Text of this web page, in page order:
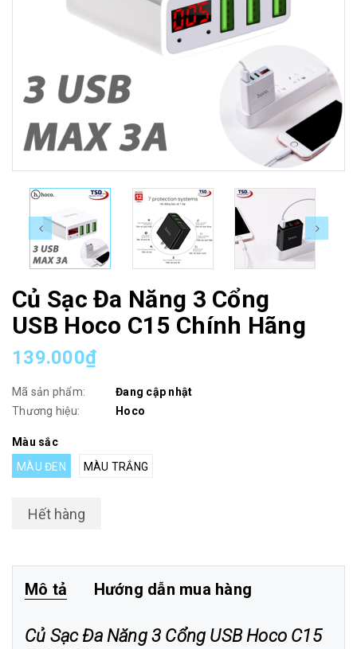
Củ Sạc Đa Năng 3 Cổng
USB Hoco C15 Chính Hãng
139.000₫
Mã sản phẩm:
Đang cập nhật
Thương hiệu:
Hoco
Màu sắc
MÀU ĐEN
MÀU TRẮNG
Hết hàng
Mô tả Hướng dẫn mua hàng
Củ Sạc Đa Năng 3 Cổng USB Hoco C15